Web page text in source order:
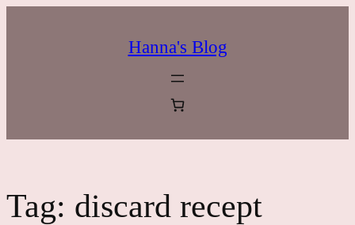
Hanna's Blog
Tag: discard recept